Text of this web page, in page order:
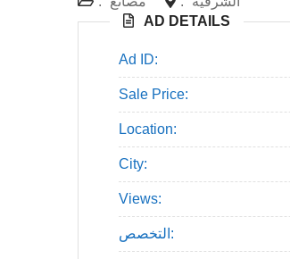
AD DETAILS
Ad ID:
Sale Price:
Location:
City:
Views:
التخصص: